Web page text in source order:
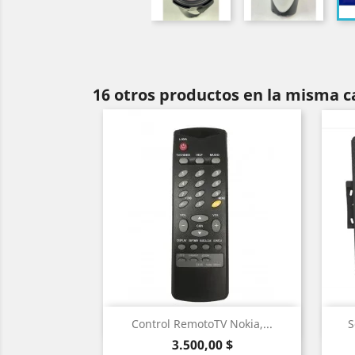
16 otros productos en la misma
Control RemotoTV Nokia,...
Precio
3.500,00 $
 Vista rápida